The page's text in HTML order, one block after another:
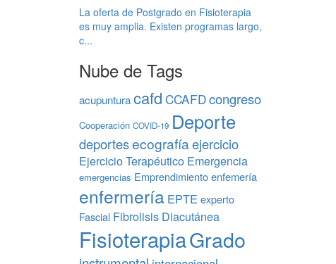
La oferta de Postgrado en Fisioterapia
es muy amplia. Existen programas largo,
c...
Nube de Tags
acupuntura cafd CCAFDcongreso
Cooperación COVID-19 Deporte
deportesecografíaejercicio
Ejercicio Terapéutico Emergencia
emergencias Emprendimiento enfemería
enfermería EPTE experto
Fascial Fibrolisis Diacutánea
FisioterapiaGrado